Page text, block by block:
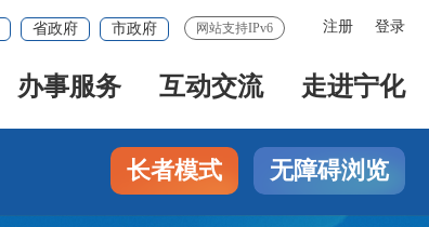
注册 登录
省政府 市政府 网站支持IPv6
办事服务 互动交流 走进宁化
长者模式 无障碍浏览